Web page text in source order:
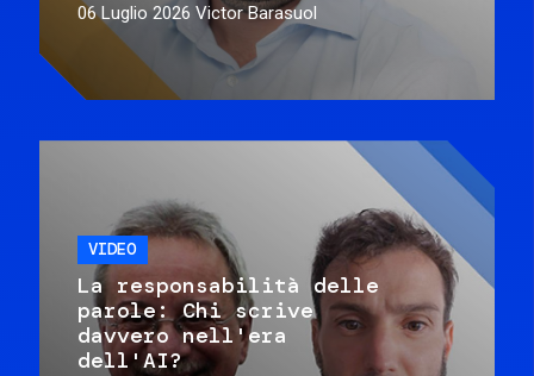
06 Luglio 2026 Victor Barasuol
VIDEO
La responsabilità delle
parole: Chi scrive
davvero nell'era
dell'AI?